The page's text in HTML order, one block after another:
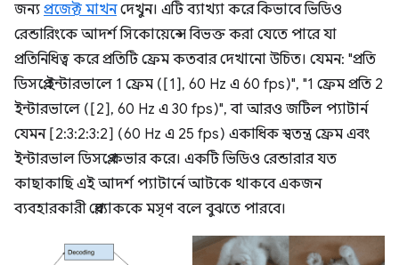
জন্য প্রজেক্ট মাখনদেখুন। এটি ব্যাখ্যা করে কিভাবে ভিডিও
রেন্ডারিংকে আদর্শ সিকোয়েন্সে বিভক্ত করা যেতে পারে যা
প্রতিনিধিত্ব করে প্রতিটি ফ্রেম কতবার দেখানো উচিত। যেমন: "প্রতি
ডিসপ্লে ইন্টারভালে 1 ফ্রেম ([1], 60 Hz এ 60 fps)", "1 ফ্রেম প্রতি 2
ইন্টারভালে ([2], 60 Hz এ 30 fps)", বা আরও জটিল প্যাটার্ন
যেমন [2:3:2:3:2] (60 Hz এ 25 fps) একাধিক স্বতন্ত্র ফ্রেম এবং
ইন্টারভাল ডিসপ্লে কভার করে। একটি ভিডিও রেন্ডারার যত
কাছাকাছি এই আদর্শ প্যাটার্নে আটকে থাকবে একজন
ব্যবহারকারী প্লেব্যাককে মসৃণ বলে বুঝতে পারবে।